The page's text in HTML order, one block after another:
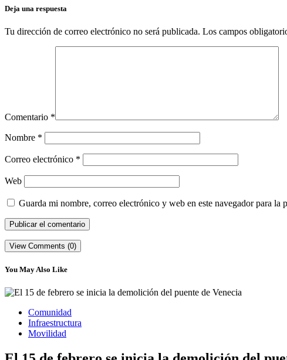
Deja una respuesta
Tu dirección de correo electrónico no será publicada. Los campos
Comentario *
Nombre *
Correo electrónico *
Web
Guarda mi nombre, correo electrónico y web en este navegador para la
View Comments (0)
You May Also Like
Comunidad
Infraestructura
Movilidad